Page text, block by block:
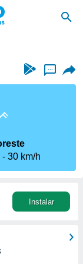
...
30 km/h
Instalar